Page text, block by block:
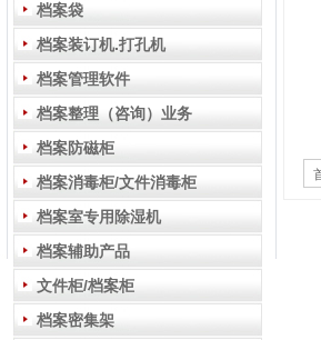
档案袋
档案装订机.打孔机
档案管理软件
档案整理（咨询）业务
档案防磁柜
档案消毒柜/文件消毒柜
档案室专用除湿机
档案辅助产品
文件柜/档案柜
档案密集架